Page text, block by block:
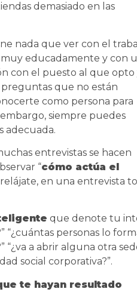
demasiado en las
nada que ver con el
educadamente y con
con el puesto al que opto
que no están
como persona para
siempre puedes
adecuada.
entrevistas se hacen
“cómo actúa el
en una entrevista
que denote tu
personas lo
a abrir alguna otra
social corporativa?”.
te hayan resultado